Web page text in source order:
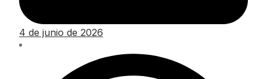
4 de junio de 2026